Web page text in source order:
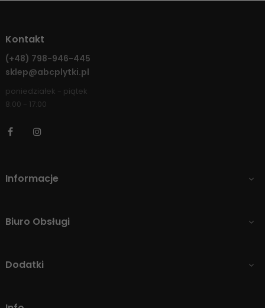
Kontakt
(+48) 798-946-445
sklep@abcplytki.pl
poniedziałek - piątek
8:00 - 17:00
Facebook
Informacje 
Biuro Obsługi 
Dodatki 